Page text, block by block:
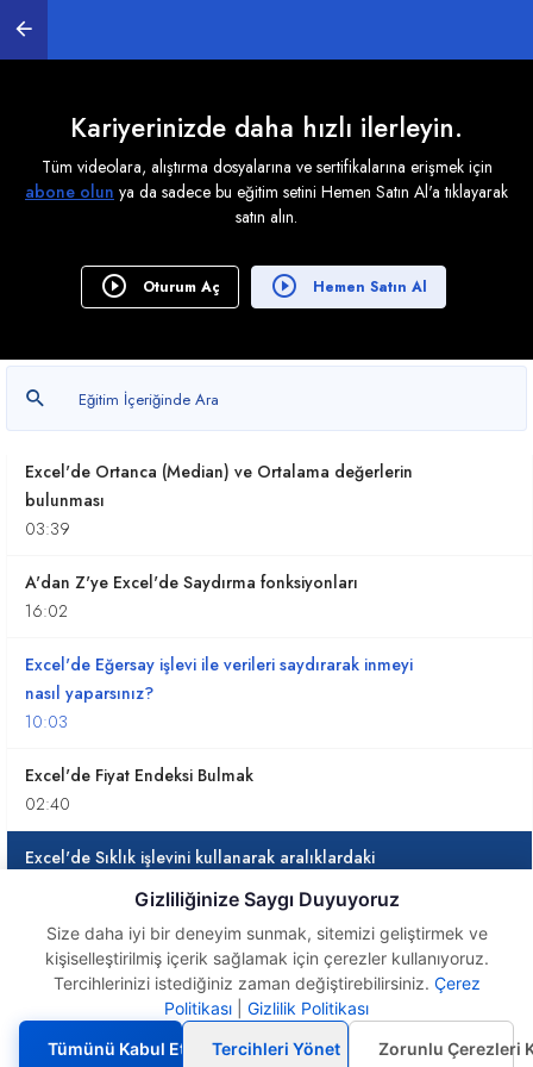
Kariyerinizde daha hızlı ilerleyin.
Tüm videolara, alıştırma dosyalarına ve sertifikalarına erişmek için
abone olun ya da sadece bu eğitim setini Hemen Satın Al'a tıklayarak
satın alın.
Oturum Aç Hemen Satın Al
RANK.ORT işlevi ile Aradığınız değerlerin ortadaki
sırasını bulmak
Excel de TAHMİN işlevi ile satış sonuçlarını tahmin
etmek
01:46
toplamlarını almak
Excel'de geçmiş verilere dayanarak gelecekteki
değerleri tahmin etmek
Excel'de Ortanca (Median) ve Ortalama değerlerin
bulunması
03:39
A'dan Z'ye Excel'de Saydırma fonksiyonları
16:02
Excel'de Eğersay işlevi ile verileri saydırarak inmeyi
nasıl yaparsınız?
10:03
Excel'de Fiyat Endeksi Bulmak
02:40
Excel'de Sıklık işlevini kullanarak aralıklardaki
değerleri bulmak
Rank.Eşit ile En Yüksek 5 Değeri bulup İşaretlemek
02:23
Excel'de Standart Sapma Hesaplamak
Excel'de Sıklık işlevini
kullanarak aralıklardaki
değerleri bulmak
Gizliliğinize Saygı Duyuyoruz
Size daha iyi bir deneyim sunmak, sitemizi geliştirmek ve
kişiselleştirilmiş içerik sağlamak için çerezler kullanıyoruz.
Tercihlerinizi istediğiniz zaman değiştirebilirsiniz. Çerez
Politikası
Gizlilik Politikası
Tümünü Kabul Et
Tercihleri Yönet Zorunlu Çerezleri